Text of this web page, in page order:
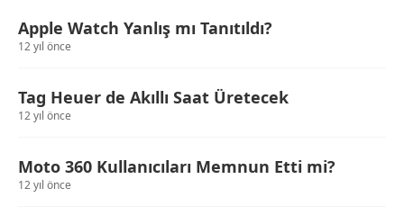
Apple Watch Yanlış mı Tanıtıldı?
12 yıl önce
Tag Heuer de Akıllı Saat Üretecek
12 yıl önce
Moto 360 Kullanıcıları Memnun Etti mi?
12 yıl önce